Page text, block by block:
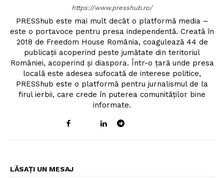
https://www.presshub.ro/
PRESShub este mai mult decât o platformă media –
este o portavoce pentru presa independentă. Creată în
2018 de Freedom House România, coagulează 44 de
publicații acoperind peste jumătate din teritoriul
României, acoperind și diaspora. Într-o țară unde presa
locală este adesea sufocată de interese politice,
PRESShub este o platformă pentru jurnalismul de la
firul ierbii, care crede în puterea comunităților bine
informate.
LĂSAȚI UN MESAJ